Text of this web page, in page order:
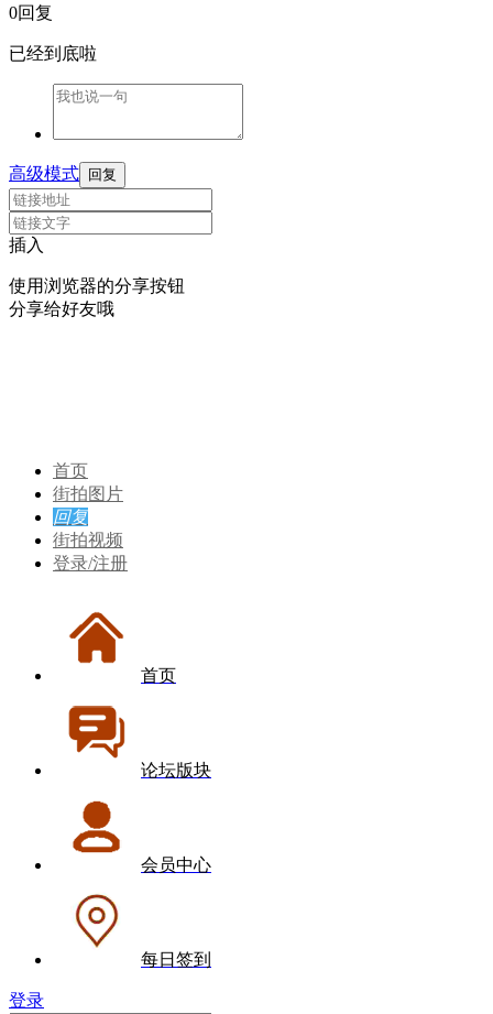
0回复
已经到底啦
高级模式 回复
插入
使用浏览器的分享按钮
分享给好友哦
首页
街拍图片
回复
街拍视频
登录/注册
首页
论坛版块
会员中心
每日签到
登录